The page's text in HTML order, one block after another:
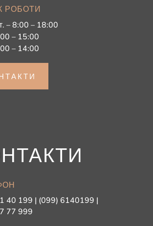
РОБОТИ
– 8:00 – 18:00
– 15:00
– 14:00
40 199 | (099) 6140199 |
77 999